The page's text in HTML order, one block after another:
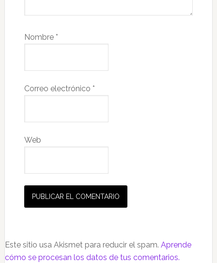
Nombre *
Correo electrónico *
Web
Este sitio usa Akismet para reducir el spam. Aprende
cómo se procesan los datos de tus comentarios.